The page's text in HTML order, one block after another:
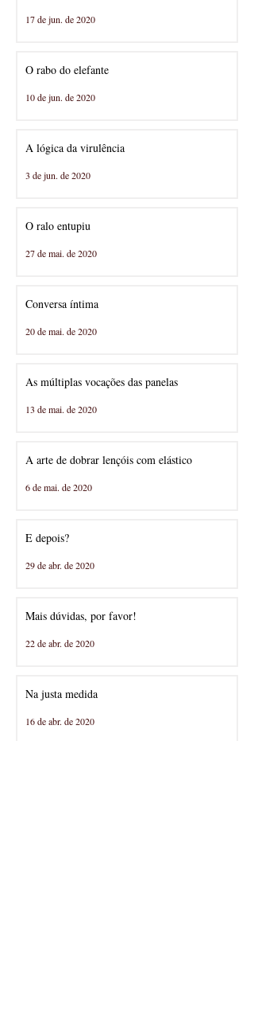
17 de jun. de 2020
O rabo do elefante
10 de jun. de 2020
A lógica da virulência
3 de jun. de 2020
O ralo entupiu
27 de mai. de 2020
Conversa íntima
20 de mai. de 2020
As múltiplas vocações das panelas
13 de mai. de 2020
A arte de dobrar lençóis com elástico
6 de mai. de 2020
E depois?
29 de abr. de 2020
Mais dúvidas, por favor!
22 de abr. de 2020
Na justa medida
16 de abr. de 2020